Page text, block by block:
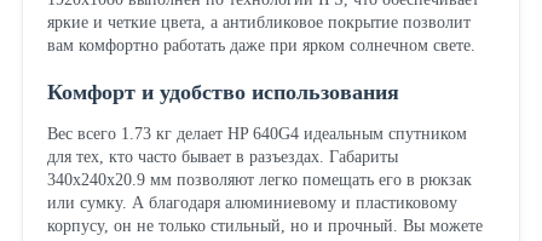
яркие и четкие цвета, а антибликовое покрытие позволит
вам комфортно работать даже при ярком солнечном свете.
Комфорт и удобство использования
Вес всего 1.73 кг делает HP 640G4 идеальным спутником
для тех, кто часто бывает в разъездах. Габариты
340x240x20.9 мм позволяют легко помещать его в рюкзак
или сумку. А благодаря алюминиевому и пластиковому
корпусу, он не только стильный, но и прочный. Вы можете